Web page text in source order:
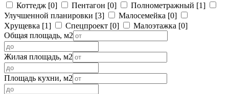
Коттедж [0] Пентагон [0] Полнометражный [1]
Улучшенной планировки [3] Малосемейка [0]
Хрущевка [1] Спецпроект [0] Малоэтажка [0]
Общая площадь, м2
Жилая площадь, м2
Площадь кухни, м2